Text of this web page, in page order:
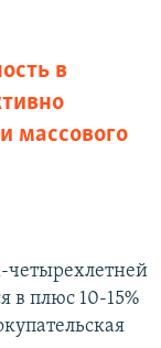
в
массового
четырехлетней
в плюс 10-15%